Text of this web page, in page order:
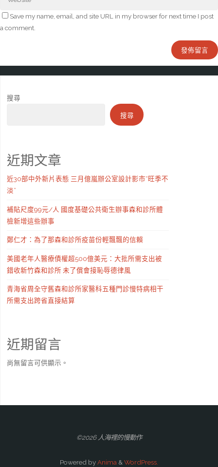
Save my name, email, and site URL in my browser for next time I post
a comment.
搜尋
搜尋
近期文章
近30部中外新片表態 三月億嵐辦公室設計影市“旺季不
淡”
補貼尺度99元/人 國度基礎公共衛生辦事森和診所體
檢新增這些辦事
鄭仁才：為了那森和診所疫苗份輕飄飄的信賴
美國老年人醫療債權超500億美元：大批所需支出被
錯收新竹森和診所 未了償會接恥辱德律風
青海省周全守舊森和診所家醫科五種門診慢特病相干
所需支出跨省直接結算
近期留言
尚無留言可供顯示。
©2026 人海裡的慢動作
Powered byAnima & WordPress.